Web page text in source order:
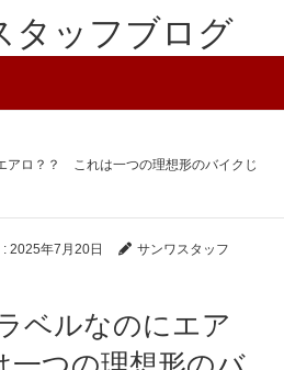
アロ？？ これは一つの理想形のバイクじ
: 2025年7月20日
サンワスタッフ